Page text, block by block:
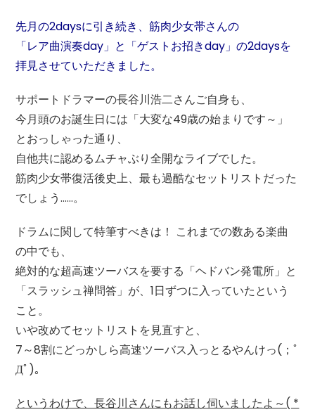
先月の2daysに引き続き、筋肉少女帯さんの
「レア曲演奏day」と「ゲストお招きday」の2daysを
拝見させていただきました。
サポートドラマーの長谷川浩二さんご自身も、
今月頭のお誕生日には「大変な49歳の始まりです～」
とおっしゃった通り、
自他共に認めるムチャぶり全開なライブでした。
筋肉少女帯復活後史上、最も過酷なセットリストだった
でしょう……。
ドラムに関して特筆すべきは！ これまでの数ある楽曲
の中でも、
絶対的な超高速ツーバスを要する「ヘドバン発電所」と
「スラッシュ禅問答」が、1日ずつに入っていたという
こと。
いや改めてセットリストを見直すと、
7～8割にどっかしら高速ツーバス入っとるやんけっ(；ﾟ
Дﾟ)。
というわけで、長谷川さんにもお話し伺いましたよ～( *